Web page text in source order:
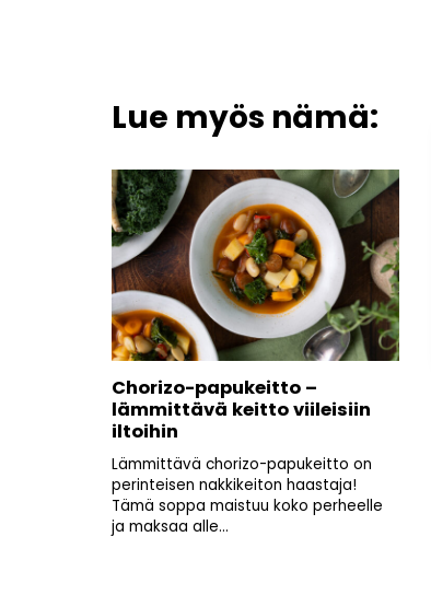
Lue myös nämä:
Chorizo-papukeitto –
lämmittävä keitto viileisiin
iltoihin
Lämmittävä chorizo-papukeitto on
perinteisen nakkikeiton haastaja!
Tämä soppa maistuu koko perheelle
ja maksaa alle...